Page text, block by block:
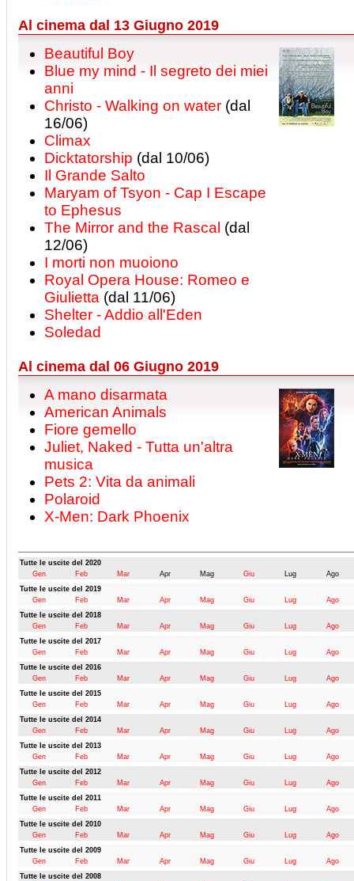
Al cinema dal 13 Giugno 2019
Beautiful Boy
Blue my mind - Il segreto dei miei
anni
Christo - Walking on water (dal
16/06)
Climax
Dicktatorship (dal 10/06)
Il Grande Salto
Maryam of Tsyon - Cap I Escape
to Ephesus
The Mirror and the Rascal (dal
12/06)
I morti non muoiono
Royal Opera House: Romeo e
Giulietta (dal 11/06)
Shelter - Addio all'Eden
Soledad
Al cinema dal 06 Giugno 2019
A mano disarmata
American Animals
Fiore gemello
Juliet, Naked - Tutta un'altra
musica
Pets 2: Vita da animali
Polaroid
X-Men: Dark Phoenix
Tutte le uscite del 2020
Gen
Feb Mar Apr Mag Giu Lug
Ago
Tutte le uscite del 2019
Gen
Feb Mar Apr Mag Giu Lug
Ago
Tutte le uscite del 2018
Gen
Feb Mar Apr Mag Giu Lug
Ago
Tutte le uscite del 2017
Gen
Feb Mar Apr Mag Giu Lug
Ago
Tutte le uscite del 2016
Gen
Feb Mar Apr Mag Giu Lug
Ago
Tutte le uscite del 2015
Gen
Feb Mar Apr Mag Giu Lug
Ago
Tutte le uscite del 2014
Gen
Feb Mar Apr Mag Giu Lug
Ago
Tutte le uscite del 2013
Gen
Feb Mar Apr Mag Giu Lug
Ago
Tutte le uscite del 2012
Gen
Feb Mar Apr Mag Giu Lug
Ago
Tutte le uscite del 2011
Gen
Feb Mar Apr Mag Giu Lug
Ago
Tutte le uscite del 2010
Gen
Feb Mar Apr Mag Giu Lug
Ago
Tutte le uscite del 2009
Gen
Feb Mar Apr Mag Giu Lug
Ago
Tutte le uscite del 2008